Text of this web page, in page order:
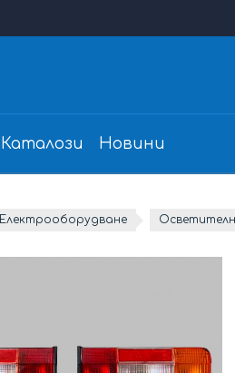
Каталози Новини
Електрооборудване